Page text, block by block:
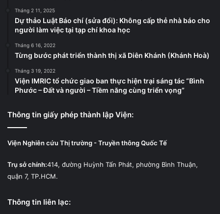
Tháng 2 11, 2025
Dự thảo Luật Báo chí (sửa đổi): Không cấp thẻ nhà báo cho
người làm việc tại tạp chí khoa học
Tháng 6 16, 2022
Từng bước phát triển thành thị xã Diên Khánh (Khánh Hoà)
Tháng 3 19, 2022
Viện IMRIC tổ chức giao ban thực hiện trại sáng tác “Bình
Phước – Đất và người – Tiềm năng cùng triển vọng”
Thông tin giấy phép thành lập Viện:
Viện Nghiên cứu Thị trường - Truyền thông Quốc Tế
Trụ sở chính:414, đường Huỳnh Tấn Phát, phường Bình Thuận,
quận 7, TP.HCM.
Thông tin liên lạc: